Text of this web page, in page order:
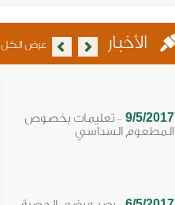
الأخبار عرض الكل
PreviousNext
9/5/2017
- تعليمات بخصوص
المطعوم السداسي